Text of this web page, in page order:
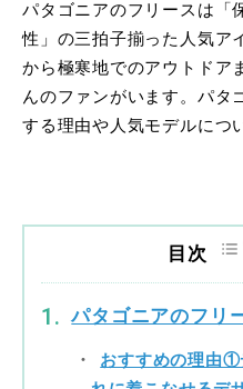
パタゴニアのフリースは「
性」の三拍子揃った人気ア
から極寒地でのアウトドア
んのファンがいます。パタ
する理由や人気モデルにつ
目次
パタゴニアのフリ
おすすめの理由①